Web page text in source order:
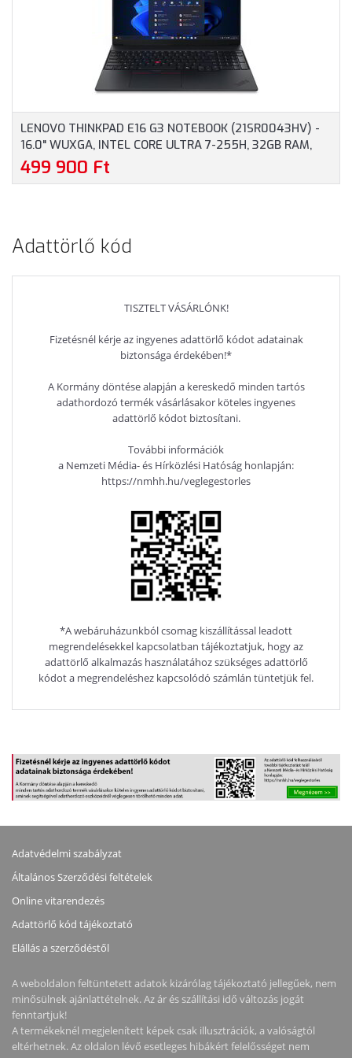
GARANCIA, FEKETE
OPERÁCIÓS RENDSZER
NÉLKÜL, 3 ÉV GARANCIA,
SZÜRKE SZÍNBEN
LENOVO THINKPAD E16 G3 NOTEBOOK (21SR0043HV) -
16.0" WUXGA, INTEL CORE ULTRA 7-255H, 32GB RAM,
1TB SSD, MAGYAR BILLENTYŰZET, WINDOWS 11
PROFESSIONAL, 3 ÉV GARANCIA, FEKETE SZÍNBEN
499 900 Ft
Adattörlő kód
TISZTELT VÁSÁRLÓNK!
Fizetésnél kérje az ingyenes adattörlő kódot adatainak
biztonsága érdekében!*
A Kormány döntése alapján a kereskedő minden tartós
adathordozó termék vásárlásakor köteles ingyenes
adattörlő kódot biztosítani.
További információk
a Nemzeti Média- és Hírközlési Hatóság honlapján:
https://nmhh.hu/veglegestorles
*A webáruházunkból csomag kiszállítással leadott
megrendelésekkel kapcsolatban tájékoztatjuk, hogy az
adattörlő alkalmazás használatához szükséges adattörlő
kódot a megrendeléshez kapcsolódó számlán tüntetjük fel.
Adatvédelmi szabályzat
Általános Szerződési feltételek
Online vitarendezés
Adattörlő kód tájékoztató
Elállás a szerződéstől
A weboldalon feltüntetett adatok kizárólag tájékoztató jellegűek, nem
minősülnek ajánlattételnek. Az ár és szállítási idő változás jogát
fenntartjuk!
A termékeknél megjelenített képek csak illusztrációk, a valóságtól
eltérhetnek. Az oldalon lévő esetleges hibákért felelősséget nem